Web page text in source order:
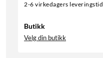
2-6 virkedagers leveringstid
Butikk
Velg din butikk